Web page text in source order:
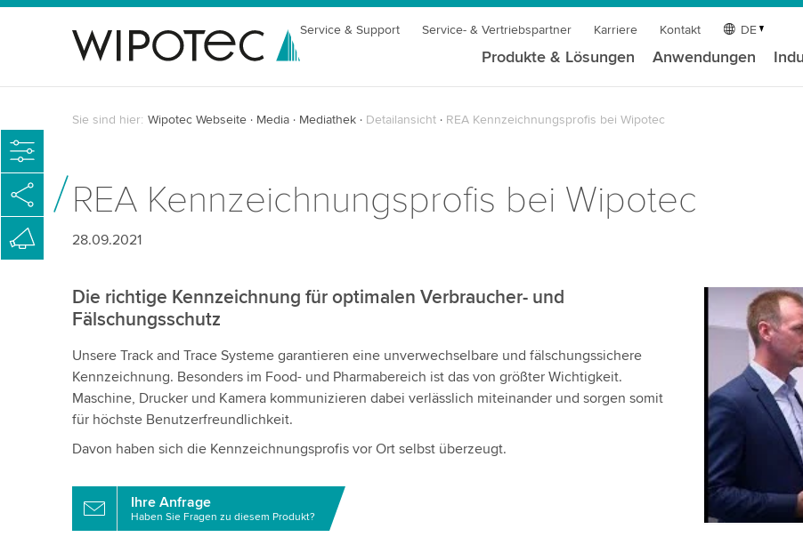
Service & Support Service- & Vertriebspartner Karriere Kontakt DE
Produkte & Lösungen Anwendungen
Sie sind hier: Wipotec Webseite Media Mediathek Detailansicht REA Kennzeichnungsprofis bei Wipotec
REA Kennzeichnungsprofis bei Wipotec
28.09.2021
Wir
Wir
Bitte
Dienst, um
Die richtige Kennzeichnung für optimalen Verbraucher- und
Fälschungsschutz
Unsere Track and Trace Systeme garantieren eine unverwechselbare und fälschungssichere
Kennzeichnung. Besonders im Food- und Pharmabereich ist das von größter Wichtigkeit.
Maschine, Drucker und Kamera kommunizieren dabei verlässlich miteinander und sorgen somit
für höchste Benutzerfreundlichkeit.
Davon haben sich die Kennzeichnungsprofis vor Ort selbst überzeugt.
Ihre Anfrage
Haben Sie Fragen zu diesem Produkt?